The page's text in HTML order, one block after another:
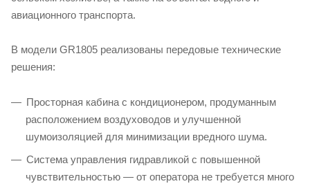
авиационного транспорта.
В модели GR1805 реализованы передовые технические
решения:
Просторная кабина с кондиционером, продуманным
расположением воздуховодов и улучшенной
шумоизоляцией для минимизации вредного шума.
Система управления гидравликой с повышенной
чувствительностью — от оператора не требуется много